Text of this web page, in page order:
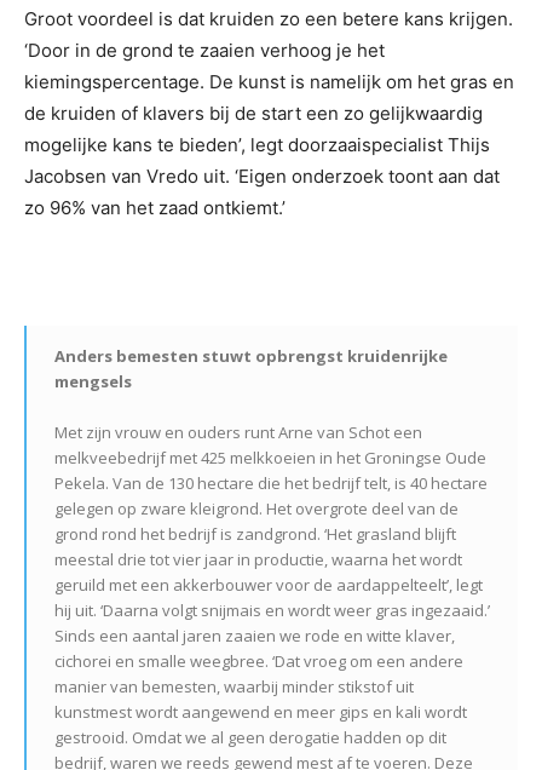
Groot voordeel is dat kruiden zo een betere kans krijgen.
‘Door in de grond te zaaien verhoog je het
kiemingspercentage. De kunst is namelijk om het gras en
de kruiden of klavers bij de start een zo gelijkwaardig
mogelijke kans te bieden’, legt doorzaaispecialist Thijs
Jacobsen van Vredo uit. ‘Eigen onderzoek toont aan dat
zo 96% van het zaad ontkiemt.’
Anders bemesten stuwt opbrengst kruidenrijke
mengsels
Met zijn vrouw en ouders runt Arne van Schot een
melkveebedrijf met 425 melkkoeien in het Groningse Oude
Pekela. Van de 130 hectare die het bedrijf telt, is 40 hectare
gelegen op zware kleigrond. Het overgrote deel van de
grond rond het bedrijf is zandgrond. ‘Het grasland blijft
meestal drie tot vier jaar in productie, waarna het wordt
geruild met een akkerbouwer voor de aardappelteelt’, legt
hij uit. ‘Daarna volgt snijmais en wordt weer gras ingezaaid.’
Sinds een aantal jaren zaaien we rode en witte klaver,
cichorei en smalle weegbree. ‘Dat vroeg om een andere
manier van bemesten, waarbij minder stikstof uit
kunstmest wordt aangewend en meer gips en kali wordt
gestrooid. Omdat we al geen derogatie hadden op dit
bedrijf, waren we reeds gewend mest af te voeren. Deze